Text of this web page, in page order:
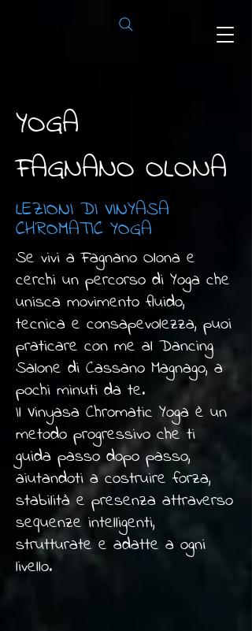
YOGA
FAGNANO OLONA
LEZIONI DI VINYASA
CHROMATIC YOGA
Se vivi a Fagnano Olona e
cerchi un percorso di Yoga che
unisca movimento fluido,
tecnica e consapevolezza, puoi
praticare con me al Dancing
Salone di Cassano Magnago, a
pochi minuti da te.
Il Vinyasa Chromatic Yoga è un
metodo progressivo che ti
guida passo dopo passo,
aiutandoti a costruire forza,
stabilità e presenza attraverso
sequenze intelligenti,
strutturate e adatte a ogni
livello.